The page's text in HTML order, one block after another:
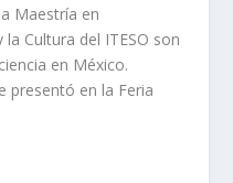
Maestría en
Cultura del ITESO son
en México.
presentó en la Feria